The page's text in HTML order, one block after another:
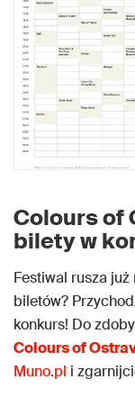
Colours of
bilety w
Festiwal rusza
biletów?
konkurs! Do
Colours of
Muno.pl i